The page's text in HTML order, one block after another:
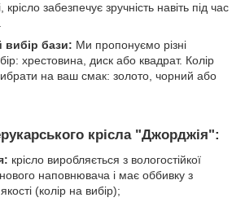
крісло забезпечує зручність навіть під час
вибір бази: Ми пропонуємо різні
хрестовина, диск або квадрат. Колір
на ваш смак: золото, чорний або
крісла "Джорджія":
крісло виробляється з вологостійкої
наповнювача і має оббивку з
(колір на вибір);